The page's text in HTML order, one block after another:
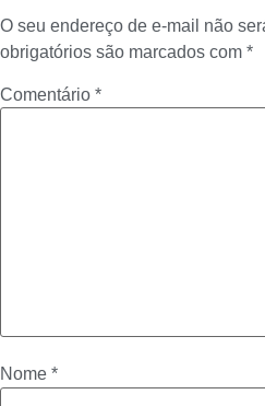
O seu endereço de e-mail não
obrigatórios são marcados com *
Comentário *
Nome *